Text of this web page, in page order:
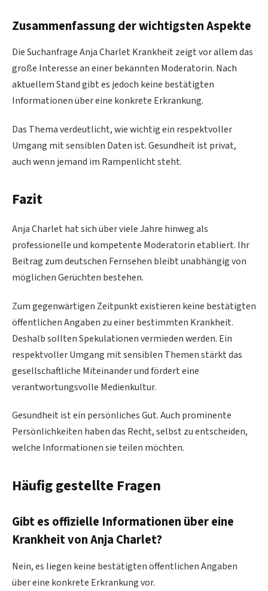
Zusammenfassung der wichtigsten Aspekte
Die Suchanfrage Anja Charlet Krankheit zeigt vor allem das
große Interesse an einer bekannten Moderatorin. Nach
aktuellem Stand gibt es jedoch keine bestätigten
Informationen über eine konkrete Erkrankung.
Das Thema verdeutlicht, wie wichtig ein respektvoller
Umgang mit sensiblen Daten ist. Gesundheit ist privat,
auch wenn jemand im Rampenlicht steht.
Fazit
Anja Charlet hat sich über viele Jahre hinweg als
professionelle und kompetente Moderatorin etabliert. Ihr
Beitrag zum deutschen Fernsehen bleibt unabhängig von
möglichen Gerüchten bestehen.
Zum gegenwärtigen Zeitpunkt existieren keine bestätigten
öffentlichen Angaben zu einer bestimmten Krankheit.
Deshalb sollten Spekulationen vermieden werden. Ein
respektvoller Umgang mit sensiblen Themen stärkt das
gesellschaftliche Miteinander und fördert eine
verantwortungsvolle Medienkultur.
Gesundheit ist ein persönliches Gut. Auch prominente
Persönlichkeiten haben das Recht, selbst zu entscheiden,
welche Informationen sie teilen möchten.
Häufig gestellte Fragen
Gibt es offizielle Informationen über eine
Krankheit von Anja Charlet?
Nein, es liegen keine bestätigten öffentlichen Angaben
über eine konkrete Erkrankung vor.